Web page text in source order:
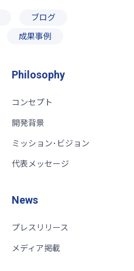
ブログ
成果事例
Philosophy
コンセプト
開発背景
ミッション･ビジョン
代表メッセージ
News
プレスリリース
メディア掲載